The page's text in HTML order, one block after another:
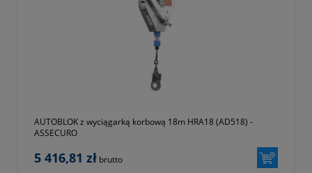
AUTOBLOK z wyciągarką korbową 18m HRA18 (AD518) -
ASSECURO
5 416,81 zł brutto